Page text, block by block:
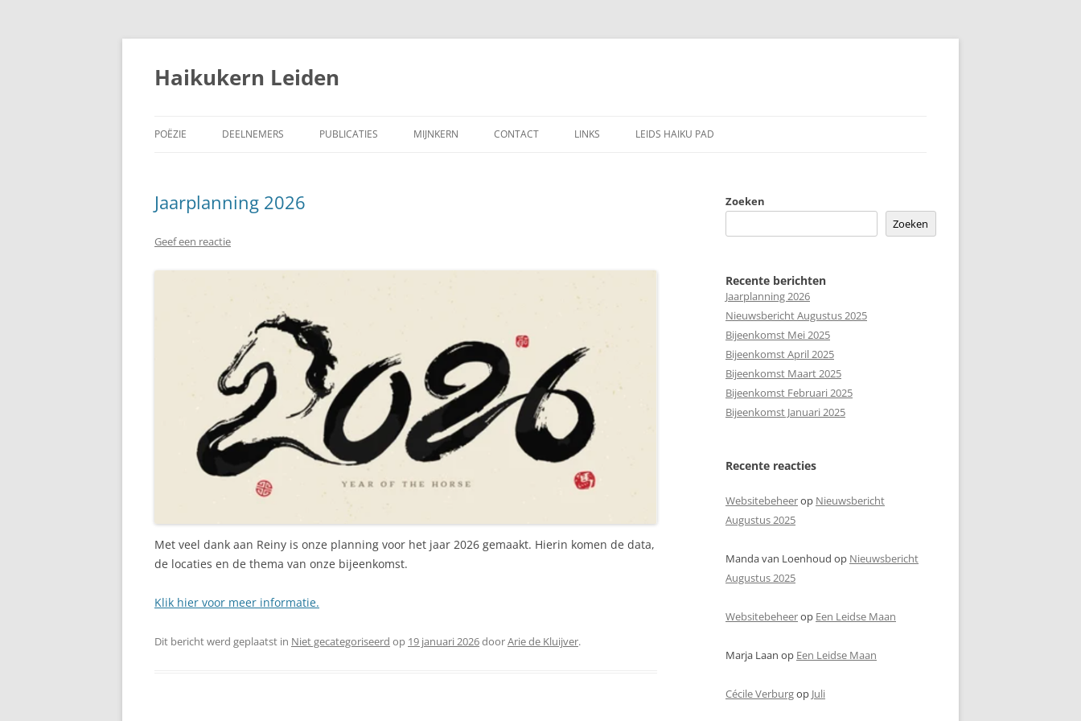
Ga
inhoud
Haikukern Leiden
POËZIE DEELNEMERS PUBLICATIES MIJNKERN CONTACT LINKS LEIDS HAIKU PAD
Jaarplanning 2026
Geef een reactie
Met veel dank aan Reiny is onze planning voor het jaar 2026 gemaakt. Hierin komen de data,
de locaties en de thema van onze bijeenkomst.
Klik hier voor meer informatie.
Dit bericht werd geplaatst in Niet gecategoriseerd op 19 januari 2026doorArie de Kluijver.
Zoeken
Zoeken
Recente berichten
Jaarplanning 2026
Nieuwsbericht Augustus 2025
Bijeenkomst Mei 2025
Bijeenkomst April 2025
Bijeenkomst Maart 2025
Bijeenkomst Februari 2025
Bijeenkomst Januari 2025
Recente reacties
Websitebeheerop Nieuwsbericht
Augustus 2025
Manda van Loenhoud op Nieuwsbericht
Augustus 2025
Websitebeheerop Een Leidse Maan
Marja Laan op Een Leidse Maan
Cécile Verburgop Juli